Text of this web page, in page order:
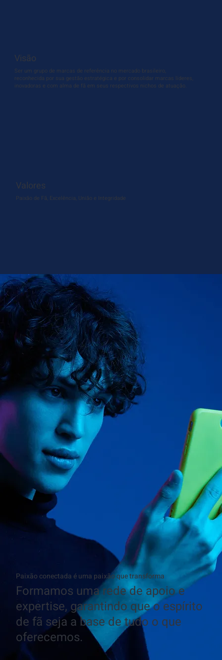
Visão
Ser um grupo de marcas de referência no mercado brasileiro,
reconhecida por sua gestão estratégica e por consolidar marcas líderes,
inovadoras e com alma de fã em seus respectivos nichos de atuação.
Valores
Paixão de Fã, Excelência, União e Integridade
Paixão conectada é uma paixão que transforma
Formamos uma rede de apoio e
expertise, garantindo que o espírito
de fã seja a base de tudo o que
oferecemos.